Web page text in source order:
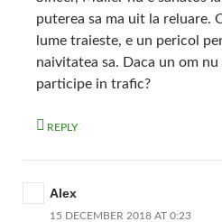
puterea sa ma uit la reluare.
lume traieste, e un pericol
naivitatea sa. Daca un om
participe in trafic?
REPLY
Alex
15 DECEMBER 2018 AT 0:23